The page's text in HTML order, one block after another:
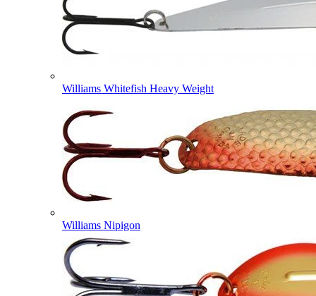
Williams Whitefish Heavy Weight
Williams Nipigon